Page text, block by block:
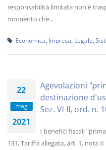
responsabilità limitata non è
momento che...
Economica Impresa Legale
22
mag
2021
Agevolazioni
destinazione
Sez. VI-II, ord. n.
I benefici fiscali
131, Tariffa allegata, art. 1, nota